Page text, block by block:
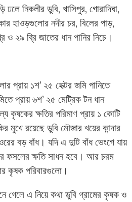
নিকলীর ডুবি, খাসিপুর, গোরাদিঘা,
হাওড়গুলোর নদীর চর, বিলের পাড়,
ও ২৯ ব্রি জাতের ধান পানির নিচে।
প্রায় ১শ’ ২৫ হেক্টর জমি পানিতে
প্রায় ৬শ’ ২৫ মেট্রিক টন ধান
কৃষকের ক্ষতির পরিমাণ প্রায় ১ কোটি
মুখে রয়েছে ডুবি মৌজার খয়ের কান্দার
বড় বাঁধ। যদি এ দুটি বাঁধ ভেংগে যায়
ফসলের ক্ষতি সাধন হবে। আর চরম
কৃষক পরিবারগুলো।
গেলে এ নিয়ে কথা ডুবি গ্রামের কৃষক ও